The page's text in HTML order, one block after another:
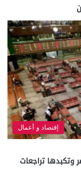
إقتصاد و أعمال
وتكبدها تراجعات